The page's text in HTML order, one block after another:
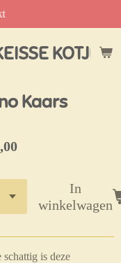
KOTJE
Kaars
In
winkelwagen
schattig is deze